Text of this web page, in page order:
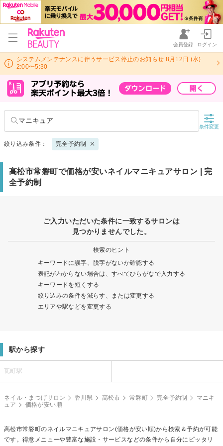
会員登録 ログイン
システムメンテナンスに伴うサービス停止のお知らせ 8月12日 (水)
2:00〜5:30
マニキュア
条件変更
絞り込み条件： 完全予約制
高松市常磐町で価格が安いネイルマニキュアサロン | 完
全予約制
ご入力いただいた条件に一致するサロンは
見つかりませんでした。
検索のヒント
キーワードに誤字、脱字がないか確認する
表記がわからない場合は、すべてひらがなで入力する
キーワードを短くする
絞り込みの条件を減らす、または変更する
エリアや駅などを変更する
駅から探す
瓦町駅
ネイル・まつげサロン 香川県 高松市 常磐町 完全予約制
マニキ
ュア
価格が安い順
高松市常磐町のネイルマニキュアサロン(価格が安い順)から検索＆予約が可能
です。得意メニューや豊富な施設・サービスなどの条件から自分にピッタリ